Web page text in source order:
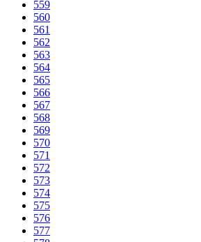
559
560
561
562
563
564
565
566
567
568
569
570
571
572
573
574
575
576
577